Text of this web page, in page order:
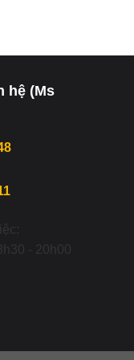
hệ (Ms
- 20h00